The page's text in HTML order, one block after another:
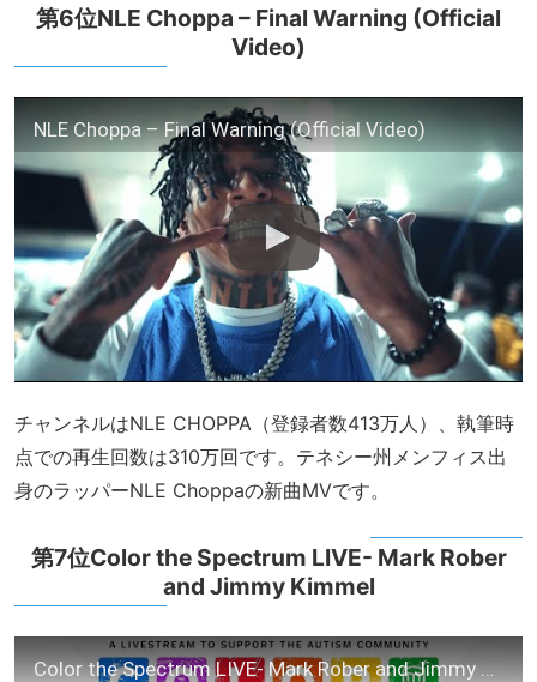
第6位NLE Choppa – Final Warning (Official
Video)
NLE Choppa – Final Warning (Official Video)
チャンネルはNLE CHOPPA（登録者数413万人）、執筆時
点での再生回数は310万回です。テネシー州メンフィス出
身のラッパーNLE Choppaの新曲MVです。
第7位Color the Spectrum LIVE- Mark Rober
and Jimmy Kimmel
Color the Spectrum LIVE- Mark Rober and Jimmy Kimmel